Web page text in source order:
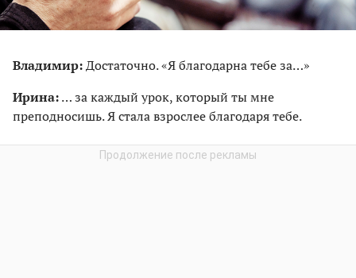
Владимир:Достаточно. «Я благодарна тебе за…»
Ирина:… за каждый урок, который ты мне
преподносишь. Я стала взрослее благодаря тебе.